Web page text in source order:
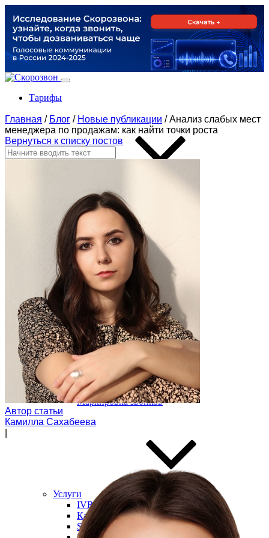
Тарифы
По задачам
Модуль дозвона
Автообзвон по базе
Исходящий обзвон
Скоринг базы контактов
Входящие звонки
Холодные звонки
Обработка входящих заявок
Интеллектуальная телефония
Предиктивный обзвон
Маркировка звонков
Услуги
IVR-меню
Карусель номеров
SIP-URI
Главная / Блог / Новые публикации / Анализ слабых мест
менеджера по продажам: как найти точки роста
Вернуться к списку постов
Автор статьи
Камилла Сахабеева